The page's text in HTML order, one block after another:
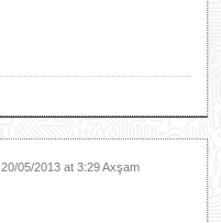
20/05/2013 at 3:29 Axşam